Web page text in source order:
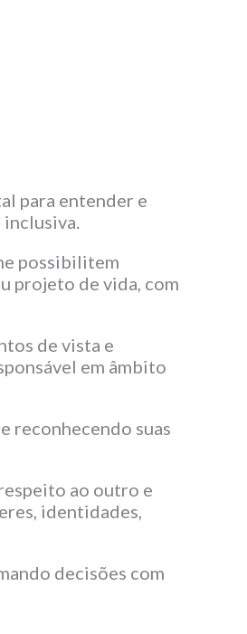
para entender e
inclusiva.
possibilitem
projeto de vida, com
de vista e
em âmbito
reconhecendo suas
ao outro e
identidades,
decisões com